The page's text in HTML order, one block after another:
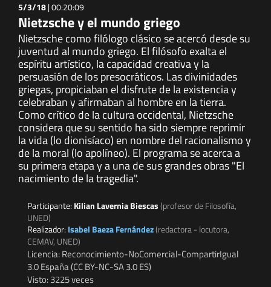
5/3/18|00:20:09
Nietzsche y el mundo griego
Nietzsche como filólogo clásico se acercó desde su
juventud al mundo griego. El filósofo exalta el
espíritu artístico, la capacidad creativa y la
persuasión de los presocráticos. Las divinidades
griegas, propiciaban el disfrute de la existencia y
celebraban y afirmaban al hombre en la tierra.
Como crítico de la cultura occidental, Nietzsche
considera que su sentido ha sido siempre reprimir
la vida (lo dionisíaco) en nombre del racionalismo y
de la moral (lo apolíneo). El programa se acerca a
su primera etapa y a una de sus grandes obras "El
nacimiento de la tragedia".
Participante: Kilian Lavernia Biescas(profesor de Filosofía,
UNED)
Realizador: Isabel Baeza Fernández(redactora - locutora,
CEMAV, UNED)
Licencia: Reconocimiento-NoComercial-CompartirIgual
3.0 España (CC BY-NC-SA 3.0 ES)
Visto: 3225 veces